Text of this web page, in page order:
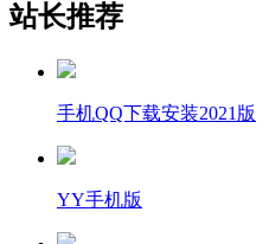
站长推荐
手机QQ下载安装2021版
YY手机版